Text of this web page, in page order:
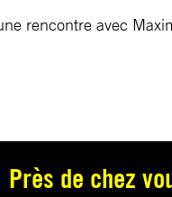
rencontre avec
Près de chez